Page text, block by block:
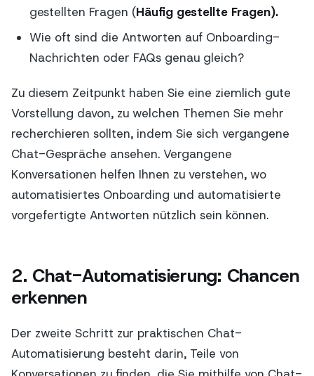
gestellten Fragen (Häufig gestellte Fragen).
Wie oft sind die Antworten auf Onboarding-
Nachrichten oder FAQs genau gleich?
Zu diesem Zeitpunkt haben Sie eine ziemlich gute
Vorstellung davon, zu welchen Themen Sie mehr
recherchieren sollten, indem Sie sich vergangene
Chat-Gespräche ansehen. Vergangene
Konversationen helfen Ihnen zu verstehen, wo
automatisiertes Onboarding und automatisierte
vorgefertigte Antworten nützlich sein können.
2. Chat-Automatisierung: Chancen
erkennen
Der zweite Schritt zur praktischen Chat-
Automatisierung besteht darin, Teile von